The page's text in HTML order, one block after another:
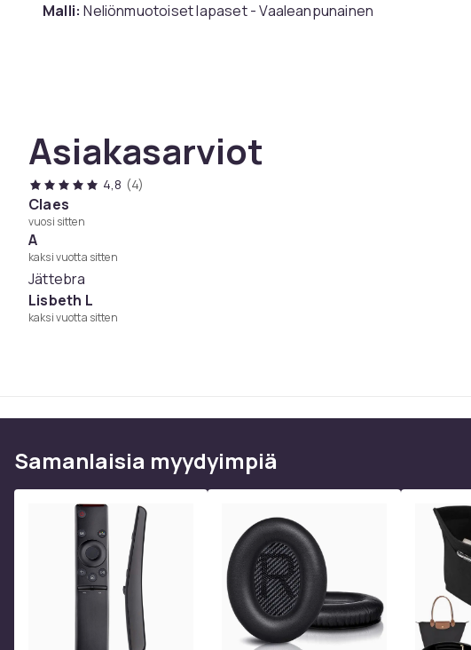
Malli: Neliönmuotoiset lapaset - Vaaleanpunainen
Tuoteturvallisuustiedot
Asiakasarviot
4,8 (4)
Claes
vuosi sitten
A
kaksi vuotta sitten
Jättebra
Lisbeth L
kaksi vuotta sitten
Samanlaisia ​​myydyimpiä